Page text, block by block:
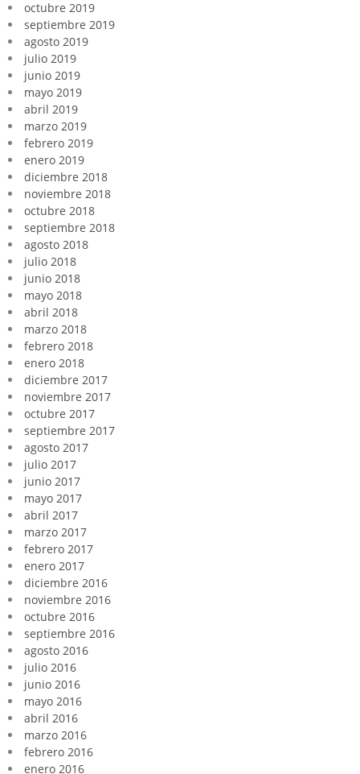
octubre 2019
septiembre 2019
agosto 2019
julio 2019
junio 2019
mayo 2019
abril 2019
marzo 2019
febrero 2019
enero 2019
diciembre 2018
noviembre 2018
octubre 2018
septiembre 2018
agosto 2018
julio 2018
junio 2018
mayo 2018
abril 2018
marzo 2018
febrero 2018
enero 2018
diciembre 2017
noviembre 2017
octubre 2017
septiembre 2017
agosto 2017
julio 2017
junio 2017
mayo 2017
abril 2017
marzo 2017
febrero 2017
enero 2017
diciembre 2016
noviembre 2016
octubre 2016
septiembre 2016
agosto 2016
julio 2016
junio 2016
mayo 2016
abril 2016
marzo 2016
febrero 2016
enero 2016